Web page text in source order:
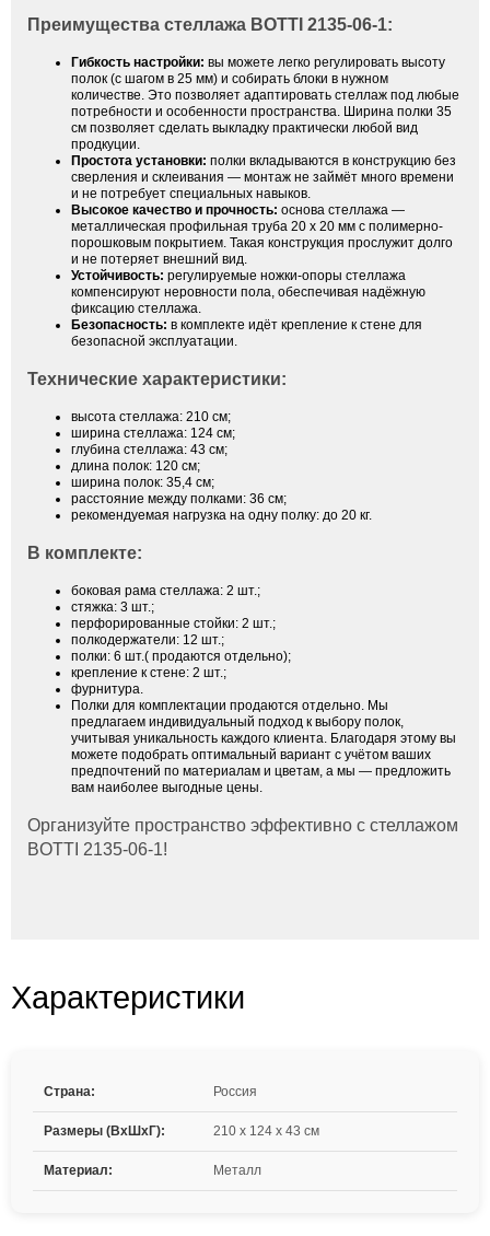
Преимущества стеллажа BOTTI 2135-06-1:
Гибкость настройки: вы можете легко регулировать высоту
полок (с шагом в 25 мм) и собирать блоки в нужном
количестве. Это позволяет адаптировать стеллаж под любые
потребности и особенности пространства. Ширина полки 35
см позволяет сделать выкладку практически любой вид
продкуции.
Простота установки: полки вкладываются в конструкцию без
сверления и склеивания — монтаж не займёт много времени
и не потребует специальных навыков.
Высокое качество и прочность: основа стеллажа —
металлическая профильная труба 20 х 20 мм с полимерно-
порошковым покрытием. Такая конструкция прослужит долго
и не потеряет внешний вид.
Устойчивость: регулируемые ножки-опоры стеллажа
компенсируют неровности пола, обеспечивая надёжную
фиксацию стеллажа.
Безопасность: в комплекте идёт крепление к стене для
безопасной эксплуатации.
Технические характеристики:
высота стеллажа: 210 см;
ширина стеллажа: 124 см;
глубина стеллажа: 43 см;
длина полок: 120 см;
ширина полок: 35,4 см;
расстояние между полками: 36 см;
рекомендуемая нагрузка на одну полку: до 20 кг.
В комплекте:
боковая рама стеллажа: 2 шт.;
стяжка: 3 шт.;
перфорированные стойки: 2 шт.;
полкодержатели: 12 шт.;
полки: 6 шт.( продаются отдельно);
крепление к стене: 2 шт.;
фурнитура.
Полки для комплектации продаются отдельно. Мы
предлагаем индивидуальный подход к выбору полок,
учитывая уникальность каждого клиента. Благодаря этому вы
можете подобрать оптимальный вариант с учётом ваших
предпочтений по материалам и цветам, а мы — предложить
вам наиболее выгодные цены.
Организуйте пространство эффективно с стеллажом
BOTTI 2135-06-1!
Характеристики
Страна: Россия
Размеры (ВxШxГ): 210 x 124 x 43 см
Материал: Металл